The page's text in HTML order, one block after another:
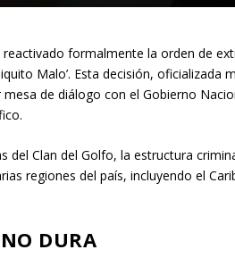
formalmente la orden de
Malo’. Esta decisión, oficializada
de diálogo con el Gobierno
del Clan del Golfo, la estructura
regiones del país, incluyendo el
DURA